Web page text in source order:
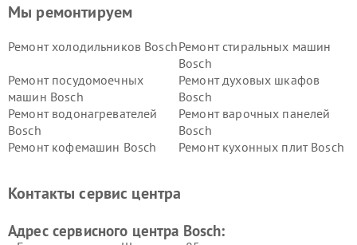
Мы ремонтируем
Ремонт холодильников BoschРемонт стиральных машин
Bosch
Ремонт посудомоечных
машин Bosch
Ремонт духовых шкафов
Bosch
Ремонт водонагревателей
Bosch
Ремонт варочных панелей
Bosch
Ремонт кофемашин Bosch
Ремонт кухонных плит Bosch
Ремонт сушильных автоматовРемонт морозильных камер
Контакты сервис центра
Адрес сервисного центра Bosch: